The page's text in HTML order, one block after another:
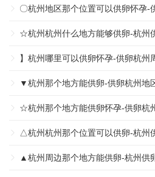
〇杭州地区那个位置可以供卵怀孕-
☆杭州杭州什么地方能够供卵-杭州
】杭州哪里可以供卵怀孕-供卵杭州
▼杭州那个地方能供卵-供卵杭州地
☆杭州那个地方能供卵怀孕-供卵杭
△杭州杭州那个位置可以供卵-杭州
▲杭州周边那个地方能供卵-杭州供